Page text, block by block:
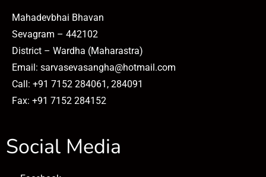
Mahadevbhai Bhavan
Sevagram – 442102
District – Wardha (Maharastra)
Email: sarvasevasangha@hotmail.com
Call: +91 7152 284061, 284091
Fax: +91 7152 284152
Social Media